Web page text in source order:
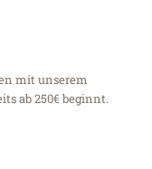
mit unserem
ab 250€ beginnt.